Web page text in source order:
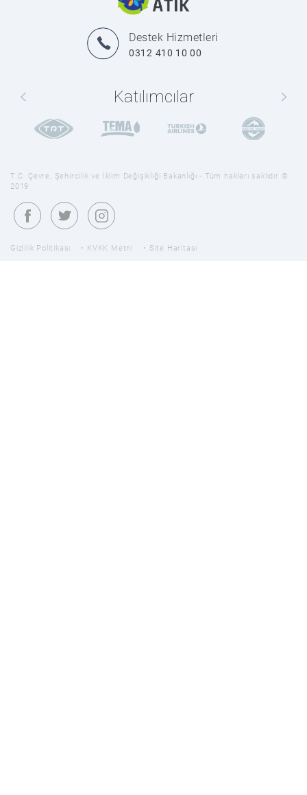
Destek Hizmetleri
0312 410 10 00
Katılımcılar
T.C. Çevre, Şehircilik ve İklim Değişikliği Bakanlığı - Tüm hakları saklıdır ©
2019
Gizlilik Politikası KVKK Metni Site Haritası